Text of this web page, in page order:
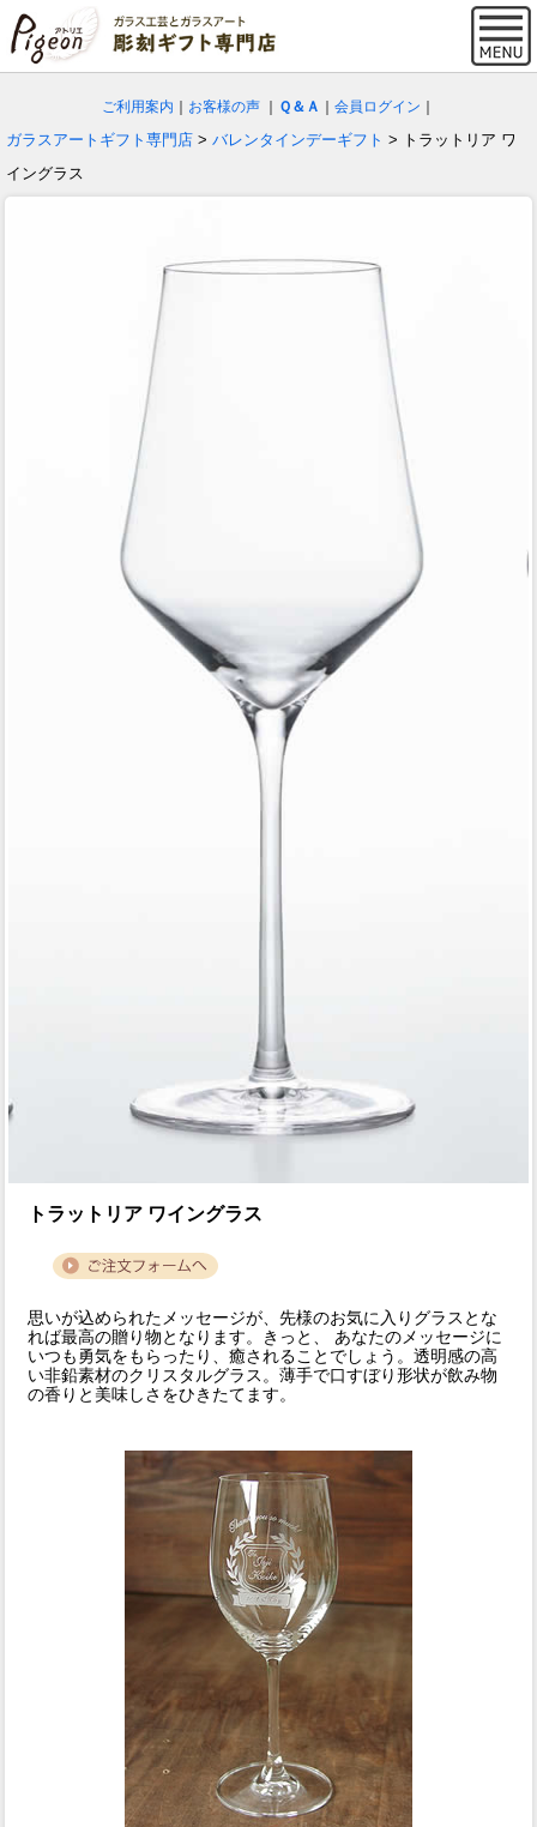
ご利用案内 お客様の声 Ｑ＆Ａ 会員ログイン
ガラスアートギフト専門店 > バレンタインデーギフト > トラットリア ワ
イングラス
トラットリア ワイングラス
思いが込められたメッセージが、先様のお気に入りグラスとな
れば最高の贈り物となります。きっと、 あなたのメッセージに
いつも勇気をもらったり、癒されることでしょう。透明感の高
い非鉛素材のクリスタルグラス。薄手で口すぼり形状が飲み物
の香りと美味しさをひきたてます。